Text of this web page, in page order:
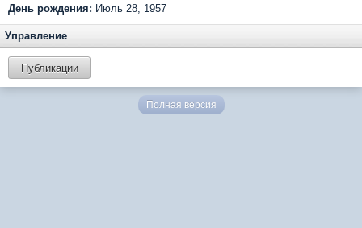
День рождения: Июль 28, 1957
Управление
Публикации
Полная версия